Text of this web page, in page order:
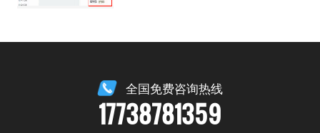
全国免费咨询热线
17738781359